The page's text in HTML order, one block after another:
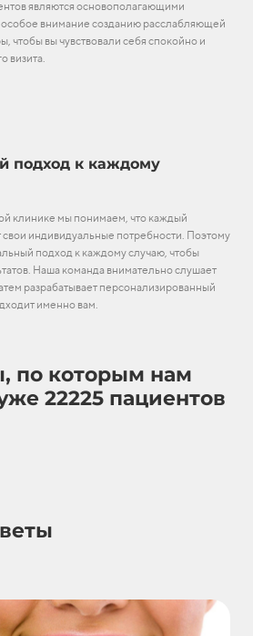
являются основополагающими
внимание созданию расслабляющей
чтобы вы чувствовали себя спокойно и
визита.
подход к каждому
клинике мы понимаем, что каждый
индивидуальные потребности. Поэтому
подход к каждому случаю, чтобы
Наша команда внимательно слушает
разрабатывает персонализированный
именно вам.
по которым нам
22225 пациентов